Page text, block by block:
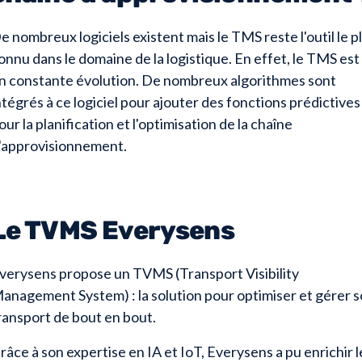
nombreux logiciels existent mais le TMS reste l'outil le
dans le domaine de la logistique. En effet, le TMS est
constante évolution. De nombreux algorithmes sont
à ce logiciel pour ajouter des fonctions prédictives
la planification et l'optimisation de la chaîne
TVMS Everysens
propose un TVMS (Transport Visibility
System) : la solution pour optimiser et gérer
de bout en bout.
à son expertise en IA et IoT, Everysens a pu enrichir